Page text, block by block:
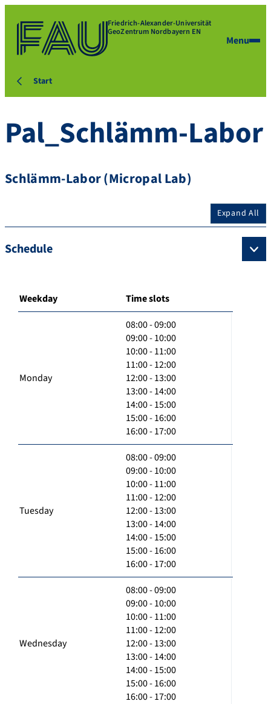
Friedrich-Alexander-Universität
GeoZentrum Nordbayern EN
Menu
Start
Pal_Schlämm-Labor
Schlämm-Labor (Micropal Lab)
Expand All
Schedule
Weekday Time slots
Monday
08:00 - 09:00
09:00 - 10:00
10:00 - 11:00
11:00 - 12:00
12:00 - 13:00
13:00 - 14:00
14:00 - 15:00
15:00 - 16:00
16:00 - 17:00
Tuesday
08:00 - 09:00
09:00 - 10:00
10:00 - 11:00
11:00 - 12:00
12:00 - 13:00
13:00 - 14:00
14:00 - 15:00
15:00 - 16:00
16:00 - 17:00
Wednesday
08:00 - 09:00
09:00 - 10:00
10:00 - 11:00
11:00 - 12:00
12:00 - 13:00
13:00 - 14:00
14:00 - 15:00
15:00 - 16:00
16:00 - 17:00